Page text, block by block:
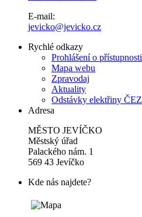
E-mail:
jevicko@jevicko.cz
Rychlé odkazy
Prohlášení o přístupnosti
Mapa webu
Zpravodaj
Aktuality
Odstávky elektřiny ČEZ
Adresa
MĚSTO JEVÍČKO
Městský úřad
Palackého nám. 1
569 43 Jevíčko
Kde nás najdete?